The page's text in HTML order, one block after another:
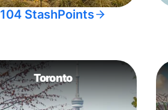
104 StashPoints
Toronto